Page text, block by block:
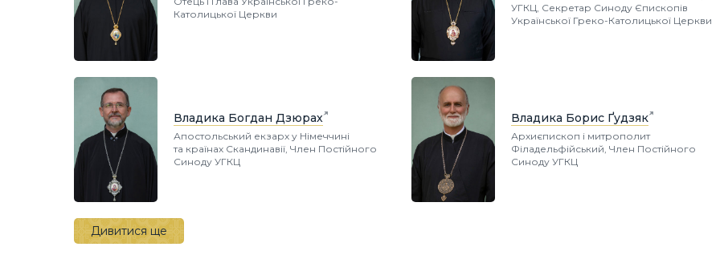
Католицької Церкви
УГКЦ, Секретар Синоду Єпископів
Української Греко-Католицької Церкви
Владика Богдан Дзюрах
Апостольський екзарх у Німеччині
та країнах Скандинавії, Член Постійного
Синоду УГКЦ
Владика Борис Ґудзяк
Архиєпископ і митрополит
Філадельфійський, Член Постійного
Синоду УГКЦ
Дивитися ще